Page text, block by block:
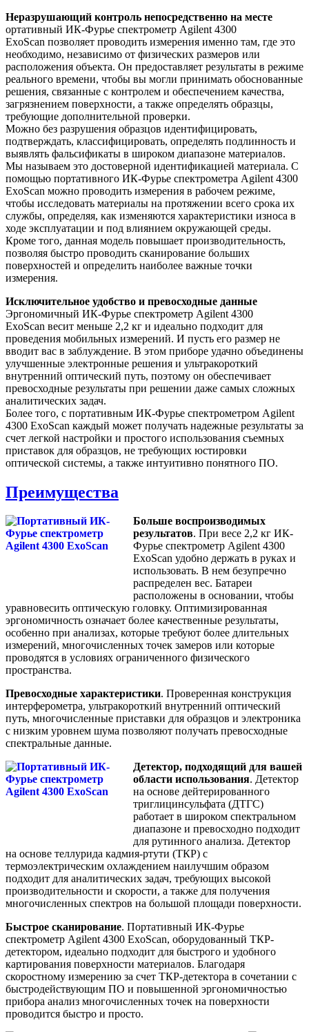
Неразрушающий контроль непосредственно на месте
ортативный ИК-Фурье спектрометр Agilent 4300
ExoScan позволяет проводить измерения именно там, где это
необходимо, независимо от физических размеров или
расположения объекта. Он предоставляет результаты в режиме
реального времени, чтобы вы могли принимать обоснованные
решения, связанные с контролем и обеспечением качества,
загрязнением поверхности, а также определять образцы,
требующие дополнительной проверки.
Можно без разрушения образцов идентифицировать,
подтверждать, классифицировать, определять подлинность и
выявлять фальсификаты в широком диапазоне материалов.
Мы называем это достоверной идентификацией материала. С
помощью портативного ИК-Фурье спектрометра Agilent 4300
ExoScan можно проводить измерения в рабочем режиме,
чтобы исследовать материалы на протяжении всего срока их
службы, определяя, как изменяются характеристики износа в
ходе эксплуатации и под влиянием окружающей среды.
Кроме того, данная модель повышает производительность,
позволяя быстро проводить сканирование больших
поверхностей и определить наиболее важные точки
измерения.
Исключительное удобство и превосходные данные
Эргономичный ИК-Фурье спектрометр Agilent 4300
ExoScan весит меньше 2,2 кг и идеально подходит для
проведения мобильных измерений. И пусть его размер не
вводит вас в заблуждение. В этом приборе удачно объединены
улучшенные электронные решения и ультракороткий
внутренний оптический путь, поэтому он обеспечивает
превосходные результаты при решении даже самых сложных
аналитических задач.
Более того, с портативным ИК-Фурье спектрометром Agilent
4300 ExoScan каждый может получать надежные результаты за
счет легкой настройки и простого использования съемных
приставок для образцов, не требующих юстировки
оптической системы, а также интуитивно понятного ПО.
Преимущества
Больше воспроизводимых
результатов. При весе 2,2 кг ИК-
Фурье спектрометр Agilent 4300
ExoScan удобно держать в руках и
использовать. В нем безупречно
распределен вес. Батареи
расположены в основании, чтобы
уравновесить оптическую головку. Оптимизированная
эргономичность означает более качественные результаты,
особенно при анализах, которые требуют более длительных
измерений, многочисленных точек замеров или которые
проводятся в условиях ограниченного физического
пространства.
Превосходные характеристики. Проверенная конструкция
интерферометра, ультракороткий внутренний оптический
путь, многочисленные приставки для образцов и электроника
с низким уровнем шума позволяют получать превосходные
спектральные данные.
Детектор, подходящий для вашей
области использования. Детектор
на основе дейтерированного
триглицинсульфата (ДТГС)
работает в широком спектральном
диапазоне и превосходно подходит
для рутинного анализа. Детектор
на основе теллурида кадмия-ртути (ТКР) с
термоэлектрическим охлаждением наилучшим образом
подходит для аналитических задач, требующих высокой
производительности и скорости, а также для получения
многочисленных спектров на большой площади поверхности.
Быстрое сканирование. Портативный ИК-Фурье
спектрометр Agilent 4300 ExoScan, оборудованный ТКР-
детектором, идеально подходит для быстрого и удобного
картирования поверхности материалов. Благодаря
скоростному измерению за счет ТКР-детектора в сочетании с
быстродействующим ПО и повышенной эргономичностью
прибора анализ многочисленных точек на поверхности
проводится быстро и просто.